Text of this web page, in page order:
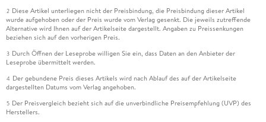
2 Diese Artikel unterliegen nicht der Preisbindung, die Preisbindung dieser Artikel
wurde aufgehoben oder der Preis wurde vom Verlag gesenkt. Die jeweils zutreffende
Alternative wird Ihnen auf der Artikelseite dargestellt. Angaben zu Preissenkungen
beziehen sich auf den vorherigen Preis.
3 Durch Öffnen der Leseprobe willigen Sie ein, dass Daten an den Anbieter der
Leseprobe übermittelt werden.
4 Der gebundene Preis dieses Artikels wird nach Ablauf des auf der Artikelseite
dargestellten Datums vom Verlag angehoben.
5 Der Preisvergleich bezieht sich auf die unverbindliche Preisempfehlung (UVP) des
Herstellers.